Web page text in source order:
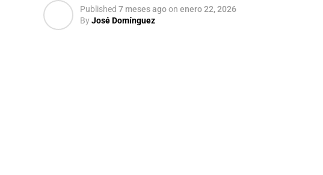
Published 7 meses agoon enero 22, 2026
ByJosé Domínguez